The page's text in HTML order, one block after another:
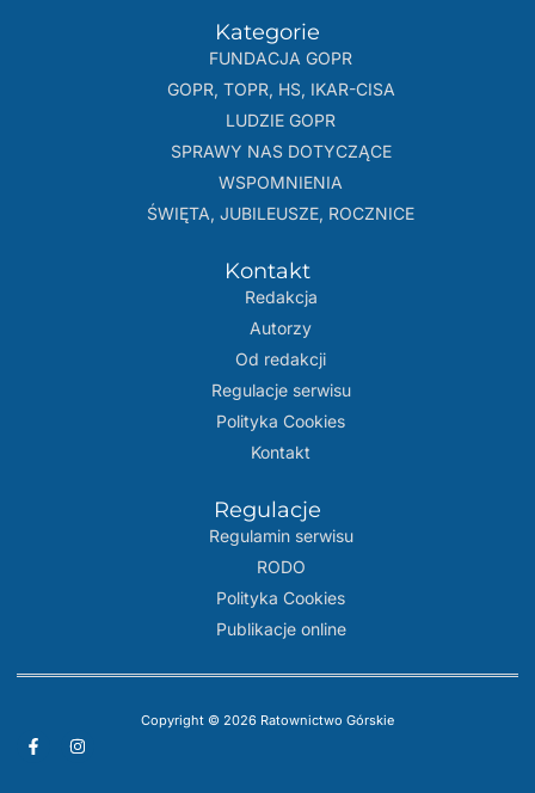
Kategorie
FUNDACJA GOPR
GOPR, TOPR, HS, IKAR-CISA
LUDZIE GOPR
SPRAWY NAS DOTYCZĄCE
WSPOMNIENIA
ŚWIĘTA, JUBILEUSZE, ROCZNICE
Kontakt
Redakcja
Autorzy
Od redakcji
Regulacje serwisu
Polityka Cookies
Kontakt
Regulacje
Regulamin serwisu
RODO
Polityka Cookies
Publikacje online
Copyright © 2026 Ratownictwo Górskie